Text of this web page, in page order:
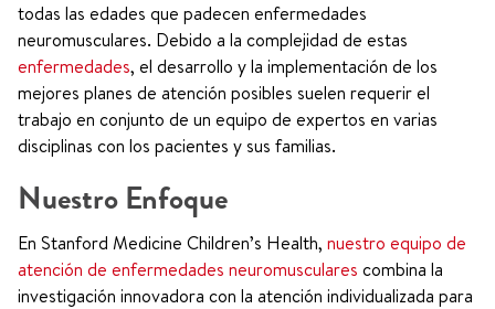
todas las edades que padecen enfermedades
neuromusculares. Debido a la complejidad de estas
enfermedades, el desarrollo y la implementación de los
mejores planes de atención posibles suelen requerir el
trabajo en conjunto de un equipo de expertos en varias
disciplinas con los pacientes y sus familias.
Nuestro Enfoque
En Stanford Medicine Children’s Health, nuestro equipo de
atención de enfermedades neuromusculares combina la
investigación innovadora con la atención individualizada para